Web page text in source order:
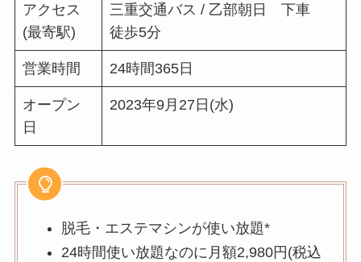
アクセス
(最寄駅)
三重交通バス / 乙部朝日 下車
徒歩5分
営業時間 24時間365日
オープン
日
2023年9月27日(水)
脱毛・エステマシンが使い放題*
24時間使い放題なのに月額2,980円(税込